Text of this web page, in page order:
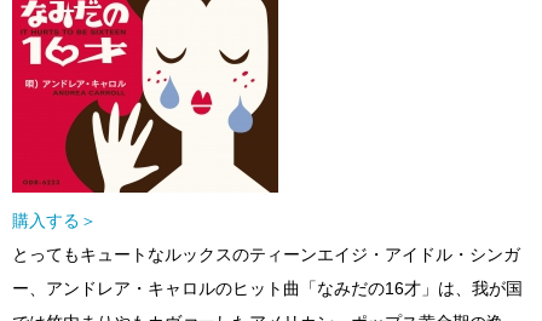
購入する＞
とってもキュートなルックスのティーンエイジ・アイドル・シンガ
ー、アンドレア・キャロルのヒット曲「なみだの16才」は、我が国